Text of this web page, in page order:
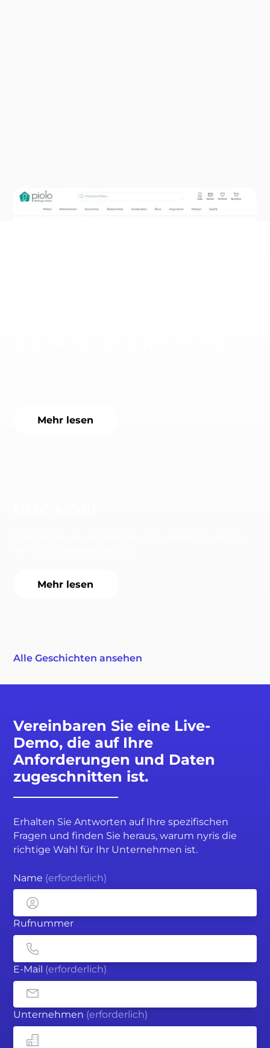
Mehr lesen
Mehr lesen
Alle Geschichten ansehen
Vereinbaren Sie eine Live-
Demo, die auf Ihre
Anforderungen und Daten
zugeschnitten ist.
Erhalten Sie Antworten auf Ihre spezifischen
Fragen und finden Sie heraus, warum nyris die
richtige Wahl für Ihr Unternehmen ist.
Name (erforderlich)
Rufnummer
E-Mail (erforderlich)
Unternehmen (erforderlich)